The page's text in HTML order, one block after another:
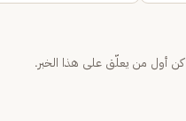
كن أول من يعلّق على هذا الخبر.